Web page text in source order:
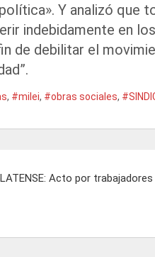
Y analizó que
indebidamente en
de debilitar el
, #milei, #obras sociales,
Acto por trabajadores